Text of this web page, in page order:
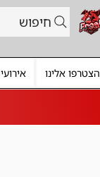
חיפוש
הצטרפו אלינו